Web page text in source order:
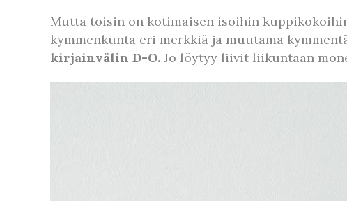
Mutta toisin on kotimaisen isoihin
kymmenkunta eri merkkiä ja muutama
kirjainvälin D-O. Jo löytyy liivit liikuntaan